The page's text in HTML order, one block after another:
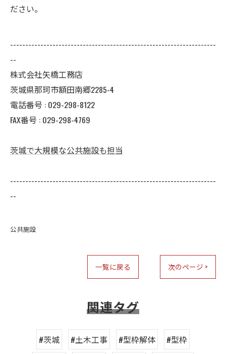
ださい。
--------------------------------------------------------------------
--
株式会社矢橋工務店
茨城県那珂市額田南郷2285-4
電話番号 : 029-298-8122
FAX番号 : 029-298-4769
茨城で大規模な公共施設も担当
--------------------------------------------------------------------
--
公共施設
一覧に戻る 次のページ >
関連タグ
#茨城 #土木工事 #型枠解体
#型枠